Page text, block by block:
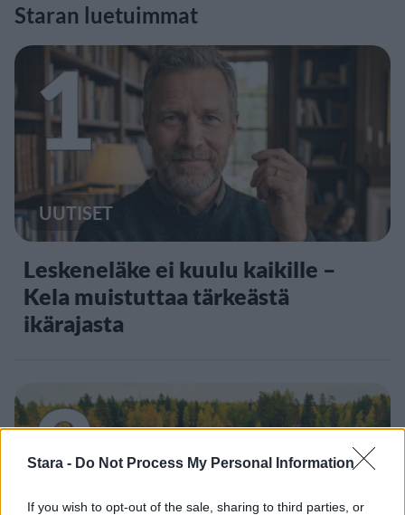
Stara - Do Not Process My Personal Information
If you wish to opt-out of the sale, sharing to third parties, or
Staran luetuimmat
1
UUTISET
Leskeneläke ei kuulu kaikille –
Kela muistuttaa tärkeästä
ikärajasta
2